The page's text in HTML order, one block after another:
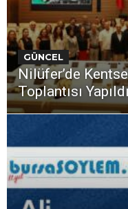
GÜNCEL
Nilüfer’de
Toplantısı